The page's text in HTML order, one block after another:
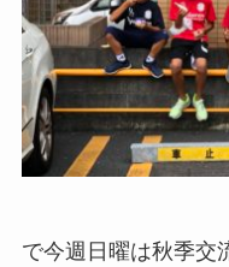
で今週日曜は秋季交